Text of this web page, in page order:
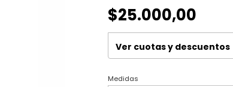
$25.000,00
Ver cuotas y descuentos
Medidas